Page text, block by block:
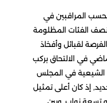
في
المظلومة
لقبائل وأفخاذ
الالتحاق بركب
في المجلس
إذ كان أعلى تمثيل